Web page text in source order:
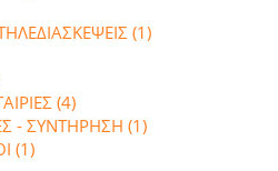
(1)
(4)
- ΣΥΝΤΗΡΗΣΗ (1)
(1)